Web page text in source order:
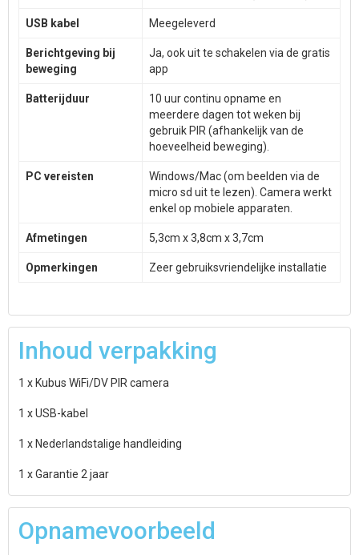
USB kabel Meegeleverd
Berichtgeving bij
beweging
Ja, ook uit te schakelen via de gratis
app
Batterijduur
10 uur continu opname en
meerdere dagen tot weken bij
gebruik PIR (afhankelijk van de
hoeveelheid beweging).
PC vereisten
Windows/Mac (om beelden via de
micro sd uit te lezen). Camera werkt
enkel op mobiele apparaten.
Afmetingen 5,3cm x 3,8cm x 3,7cm
Opmerkingen Zeer gebruiksvriendelijke installatie
Inhoud verpakking
1 x Kubus WiFi/DV PIR camera
1 x USB-kabel
1 x Nederlandstalige handleiding
1 x Garantie 2 jaar
Opnamevoorbeeld